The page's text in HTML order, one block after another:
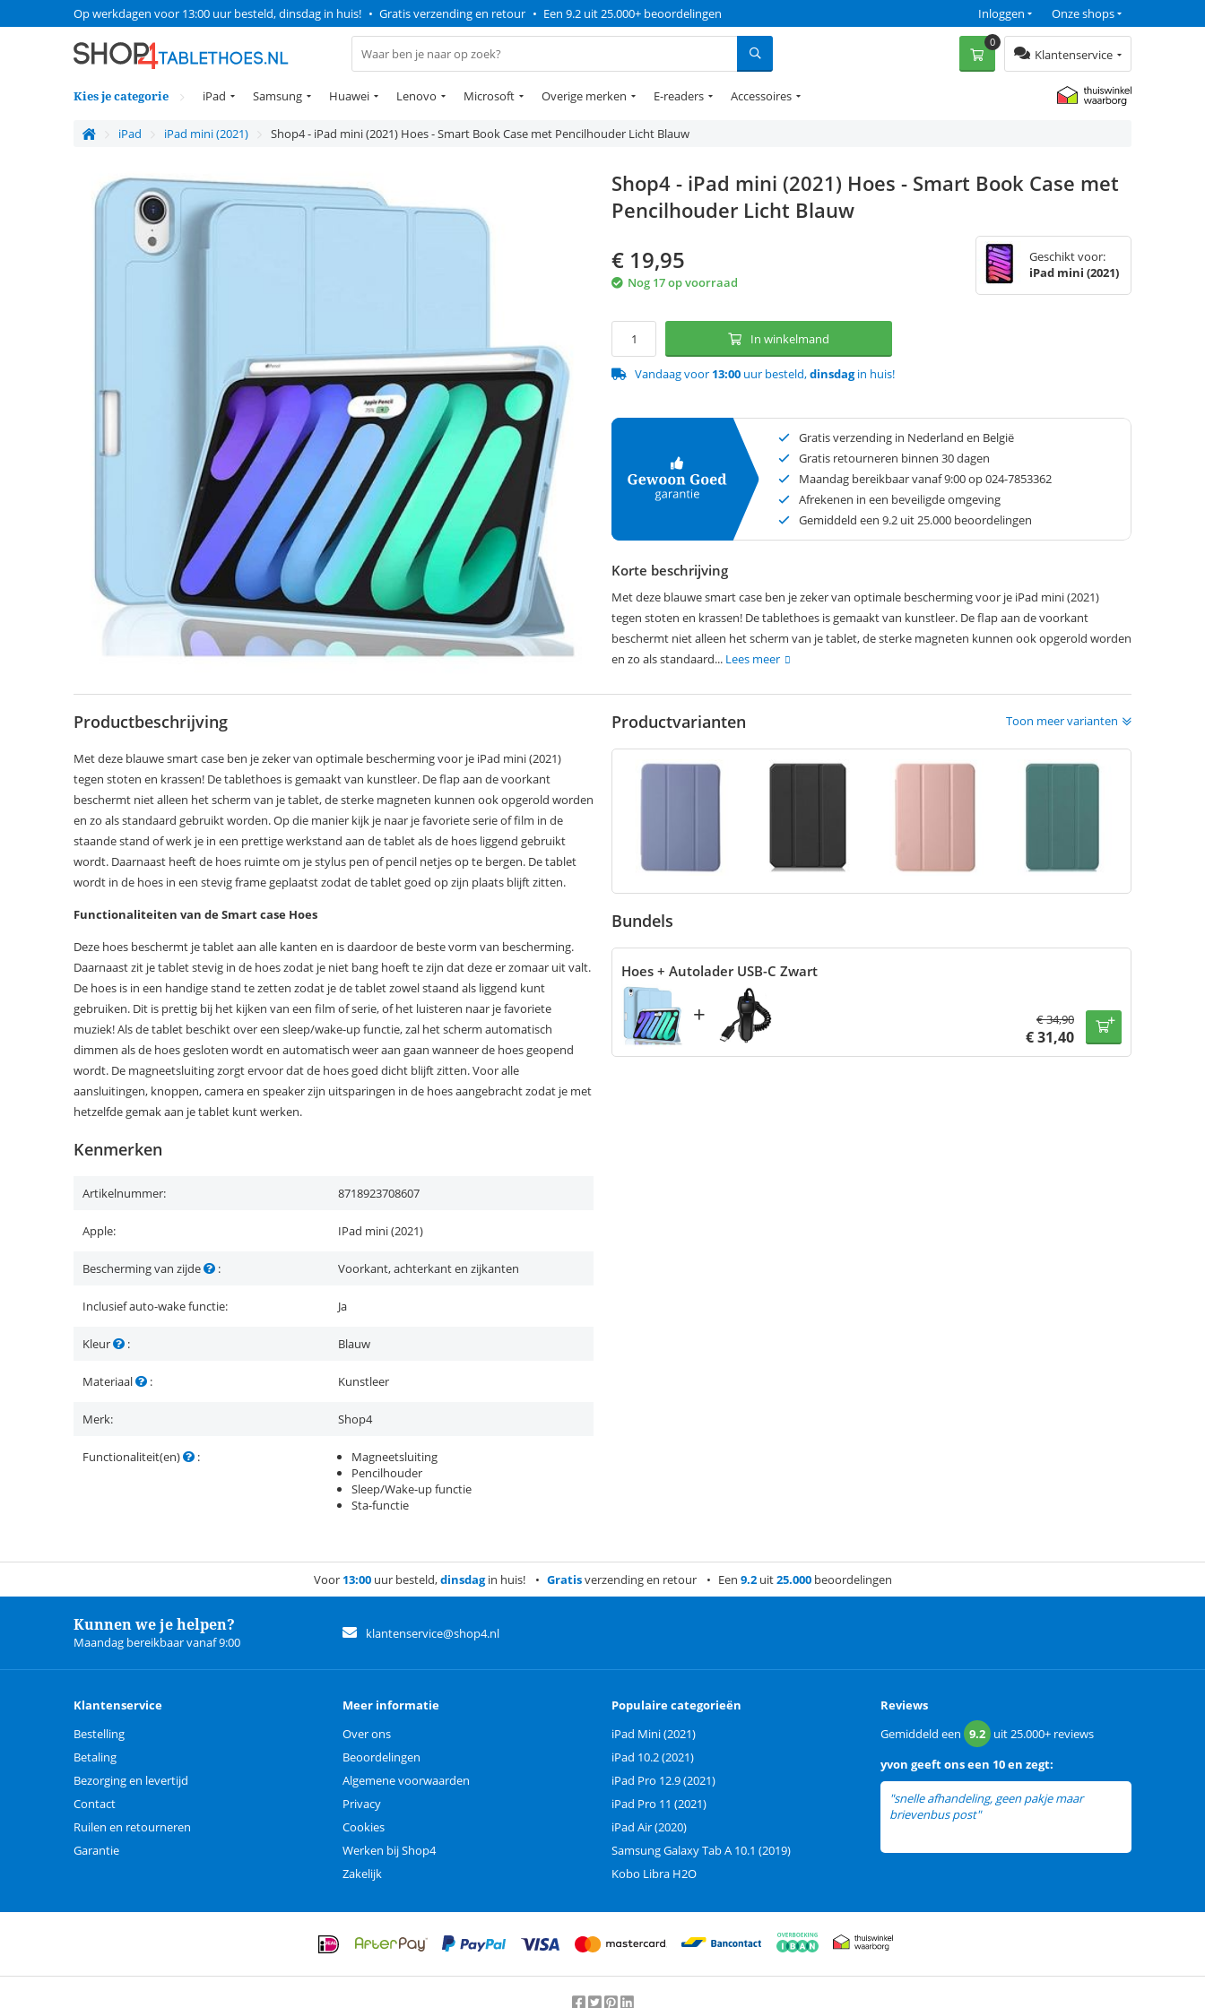
Op werkdagen voor 13:00 uur besteld, dinsdag in huis! • Gratis verzending en retour • Een 9.2 uit 25.000+ beoordelingen Onze shops
Inloggen
Klantenservice
0
Kies je categorie iPad Samsung Huawei Lenovo Microsoft Overige merken E-readers Accessoires
iPad iPad mini (2021) Shop4 - iPad mini (2021) Hoes - Smart Book Case met Pencilhouder Licht Blauw
Shop4 - iPad mini (2021) Hoes - Smart Book Case met
Pencilhouder Licht Blauw
€ 19,95
Nog 17 op voorraad
Geschikt voor:
iPad mini (2021)
In winkelmand
Vandaag voor 13:00 uur besteld,dinsdagin huis!
Gratis verzending in Nederland en België
Gratis retourneren binnen 30 dagen
Maandag bereikbaar vanaf 9:00 op 024-7853362
Afrekenen in een beveiligde omgeving
Gemiddeld een 9.2 uit 25.000 beoordelingen
Korte beschrijving
Met deze blauwe smart case ben je zeker van optimale bescherming voor je iPad mini (2021)
tegen stoten en krassen! De tablethoes is gemaakt van kunstleer. De flap aan de voorkant
beschermt niet alleen het scherm van je tablet, de sterke magneten kunnen ook opgerold worden
en zo als standaard... Lees meer
Productbeschrijving
Met deze blauwe smart case ben je zeker van optimale bescherming voor je iPad mini (2021)
tegen stoten en krassen! De tablethoes is gemaakt van kunstleer. De flap aan de voorkant
beschermt niet alleen het scherm van je tablet, de sterke magneten kunnen ook opgerold worden
en zo als standaard gebruikt worden. Op die manier kijk je naar je favoriete serie of film in de
staande stand of werk je in een prettige werkstand aan de tablet als de hoes liggend gebruikt
wordt. Daarnaast heeft de hoes ruimte om je stylus pen of pencil netjes op te bergen. De tablet
wordt in de hoes in een stevig frame geplaatst zodat de tablet goed op zijn plaats blijft zitten.
Functionaliteiten van de Smart case Hoes
Deze hoes beschermt je tablet aan alle kanten en is daardoor de beste vorm van bescherming.
Daarnaast zit je tablet stevig in de hoes zodat je niet bang hoeft te zijn dat deze er zomaar uit valt.
De hoes is in een handige stand te zetten zodat je de tablet zowel staand als liggend kunt
gebruiken. Dit is prettig bij het kijken van een film of serie, of het luisteren naar je favoriete
muziek! Als de tablet beschikt over een sleep/wake-up functie, zal het scherm automatisch
dimmen als de hoes gesloten wordt en automatisch weer aan gaan wanneer de hoes geopend
wordt. De magneetsluiting zorgt ervoor dat de hoes goed dicht blijft zitten. Voor alle
aansluitingen, knoppen, camera en speaker zijn uitsparingen in de hoes aangebracht zodat je met
hetzelfde gemak aan je tablet kunt werken.
Kenmerken
Artikelnummer: 8718923708607
Apple: IPad mini (2021)
Bescherming van zijde : Voorkant, achterkant en zijkanten
Inclusief auto-wake functie: Ja
Kleur : Blauw
Materiaal : Kunstleer
Merk: Shop4
Functionaliteit(en) :
Magneetsluiting
Pencilhouder
Sleep/Wake-up functie
Sta-functie
Productvarianten Toon meer varianten
Bundels
Hoes + Autolader USB-C Zwart
+ €34,90
€31,40
Voor 13:00uur besteld,dinsdagin huis! Gratisverzending en retour Een 9.2uit25.000beoordelingen
Kunnen we je helpen?
Maandag bereikbaar vanaf 9:00
klantenservice@shop4.nl
Klantenservice
Bestelling
Betaling
Bezorging en levertijd
Contact
Ruilen en retourneren
Garantie
Meer informatie
Over ons
Beoordelingen
Algemene voorwaarden
Privacy
Cookies
Werken bij Shop4
Zakelijk
Populaire categorieën
iPad Mini (2021)
iPad 10.2 (2021)
iPad Pro 12.9 (2021)
iPad Pro 11 (2021)
iPad Air (2020)
Samsung Galaxy Tab A 10.1 (2019)
Kobo Libra H2O
Reviews
Gemiddeld een 9.2 uit25.000+ reviews
yvon geeft ons een 10 en zegt:
"snelle afhandeling, geen pakje maar
brievenbus post"